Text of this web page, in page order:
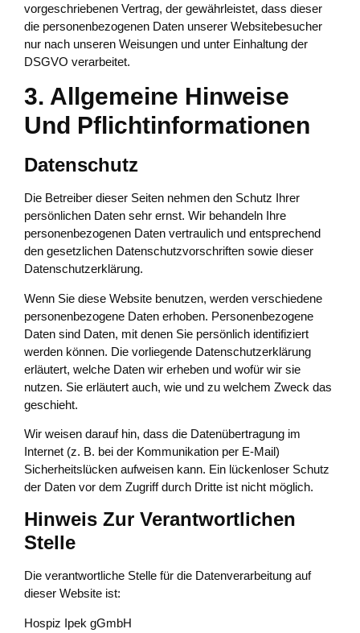
vorgeschriebenen Vertrag, der gewährleistet, dass dieser
die personenbezogenen Daten unserer Websitebesucher
nur nach unseren Weisungen und unter Einhaltung der
DSGVO verarbeitet.
3. Allgemeine Hinweise
Und Pflicht­informationen
Datenschutz
Die Betreiber dieser Seiten nehmen den Schutz Ihrer
persönlichen Daten sehr ernst. Wir behandeln Ihre
personenbezogenen Daten vertraulich und entsprechend
den gesetzlichen Datenschutzvorschriften sowie dieser
Datenschutzerklärung.
Wenn Sie diese Website benutzen, werden verschiedene
personenbezogene Daten erhoben. Personenbezogene
Daten sind Daten, mit denen Sie persönlich identifiziert
werden können. Die vorliegende Datenschutzerklärung
erläutert, welche Daten wir erheben und wofür wir sie
nutzen. Sie erläutert auch, wie und zu welchem Zweck das
geschieht.
Wir weisen darauf hin, dass die Datenübertragung im
Internet (z. B. bei der Kommunikation per E-Mail)
Sicherheitslücken aufweisen kann. Ein lückenloser Schutz
der Daten vor dem Zugriff durch Dritte ist nicht möglich.
Hinweis Zur Verantwortlichen
Stelle
Die verantwortliche Stelle für die Datenverarbeitung auf
dieser Website ist:
Hospiz Ipek gGmbH